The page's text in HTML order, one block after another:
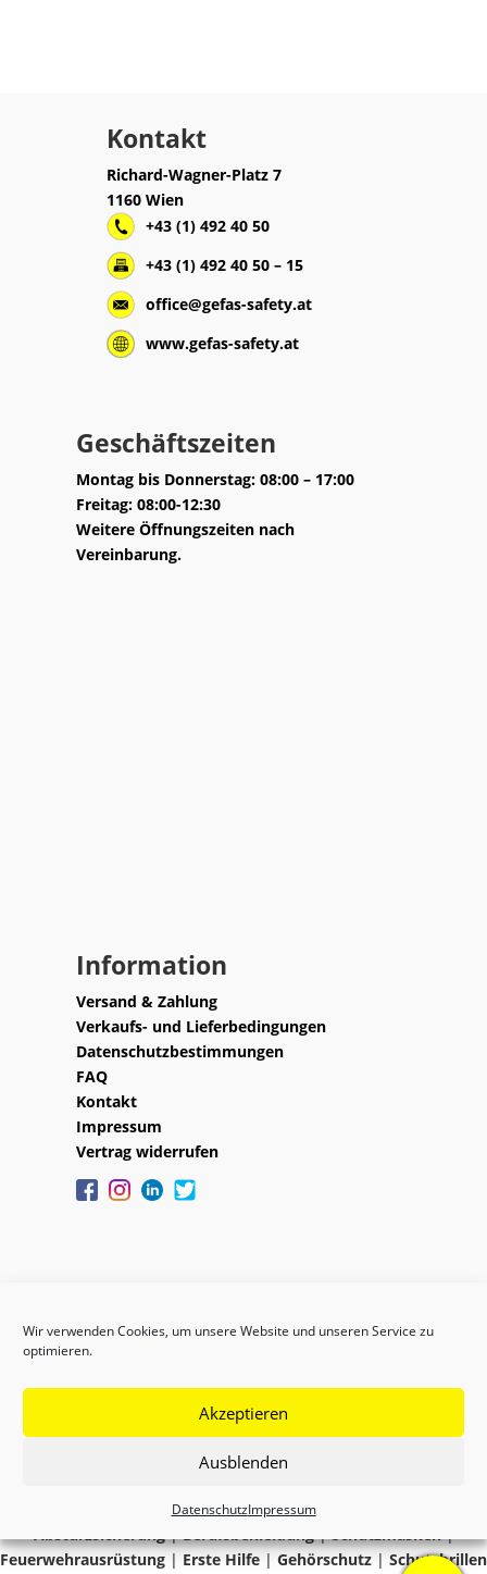
Wir verwenden Cookies, um unsere Website und unseren Service zu
optimieren.
Akzeptieren
Ausblenden
DatenschutzImpressum
Kontakt
Richard-Wagner-Platz 7
1160 Wien
+43 (1) 492 40 50
+43 (1) 492 40 50 – 15
office@gefas-safety.at
www.gefas-safety.at
Geschäftszeiten
Montag bis Donnerstag: 08:00 – 17:00
Freitag: 08:00-12:30
Weitere Öffnungszeiten nach
Vereinbarung.
Information
Versand & Zahlung
Verkaufs- und Lieferbedingungen
Datenschutzbestimmungen
FAQ
Kontakt
Impressum
Vertrag widerrufen
Copyright © 2024 GEFAS
Absturzsicherung|Berufsbekleidung|Schutzmasken|
Feuerwehrausrüstung | Erste Hilfe | Gehörschutz | Schutzbrillen